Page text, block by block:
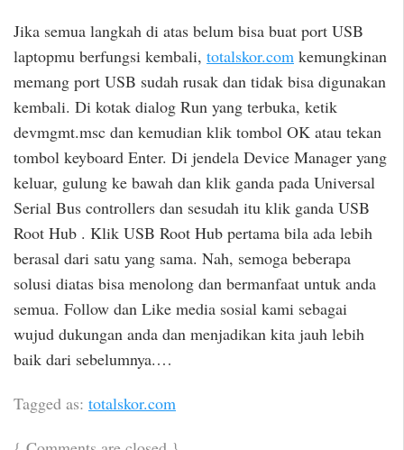
Jika semua langkah di atas belum bisa buat port USB
laptopmu berfungsi kembali, totalskor.com kemungkinan
memang port USB sudah rusak dan tidak bisa digunakan
kembali. Di kotak dialog Run yang terbuka, ketik
devmgmt.msc dan kemudian klik tombol OK atau tekan
tombol keyboard Enter. Di jendela Device Manager yang
keluar, gulung ke bawah dan klik ganda pada Universal
Serial Bus controllers dan sesudah itu klik ganda USB
Root Hub . Klik USB Root Hub pertama bila ada lebih
berasal dari satu yang sama. Nah, semoga beberapa
solusi diatas bisa menolong dan bermanfaat untuk anda
semua. Follow dan Like media sosial kami sebagai
wujud dukungan anda dan menjadikan kita jauh lebih
baik dari sebelumnya.…
Tagged as: totalskor.com